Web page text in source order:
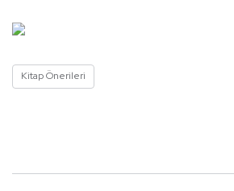
Kitap Önerileri